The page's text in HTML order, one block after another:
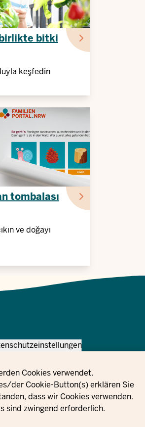
Cookies verwendet.
der Cookie-Button(s) erklären Sie
dass wir Cookies verwenden.
sind zwingend erforderlich.
bitki
keşfedin
tombalası
ve doğayı
für Kinder, Jugend, Familie,